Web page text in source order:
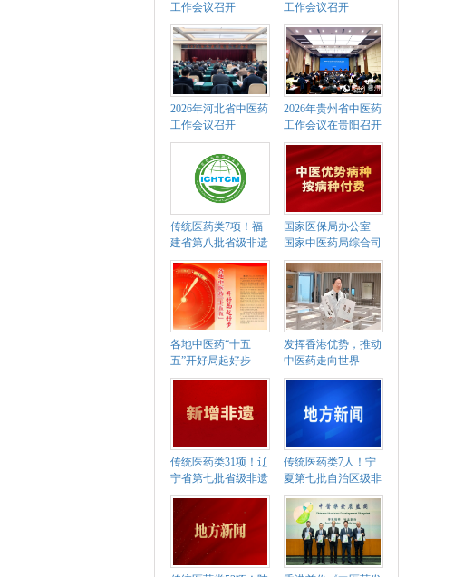
工作会议召开
工作会议召开
2026年河北省中医药
工作会议召开
2026年贵州省中医药
工作会议在贵阳召开
传统医药类7项！福
建省第八批省级非遗
代表性项目名录公示
国家医保局办公室
国家中医药局综合司
关于确定中医优势病
种按病种付费试点地
区的通知
各地中医药“十五
五”开好局起好步
发挥香港优势，推动
中医药走向世界
传统医药类31项！辽
宁省第七批省级非遗
代表性项目名录公布
传统医药类7人！宁
夏第七批自治区级非
遗代表性传承人名单
公布